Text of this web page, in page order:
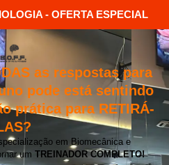
- OFERTA ESPECIAL
as respostas para
pode está sentindo
prática para RETIRÁ-
em Biomecânica e
um TREINADOR COMPLETO!